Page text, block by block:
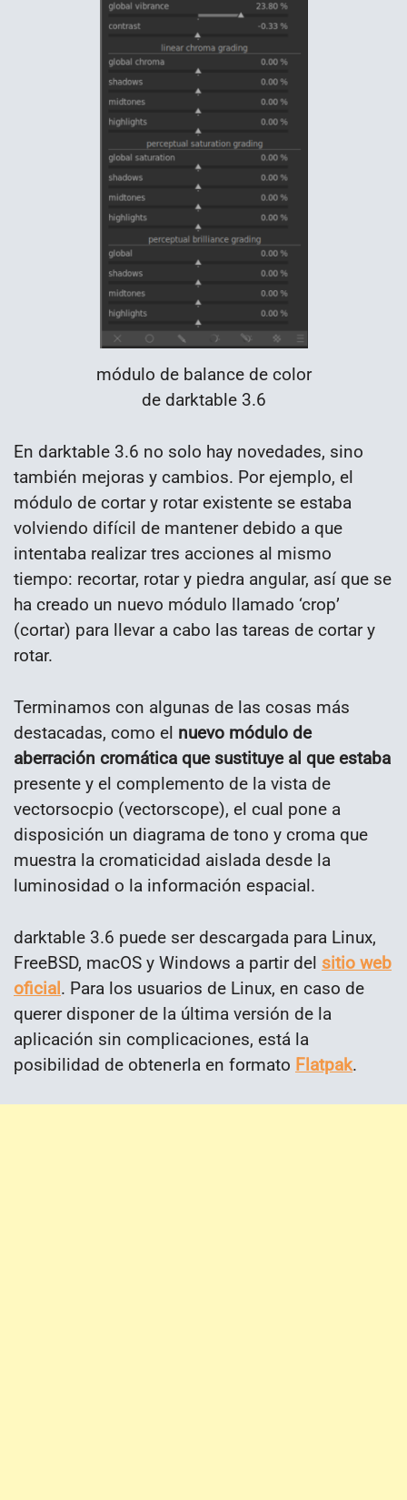
módulo de balance de color
de darktable 3.6
En darktable 3.6 no solo hay novedades, sino
también mejoras y cambios. Por ejemplo, el
módulo de cortar y rotar existente se estaba
volviendo difícil de mantener debido a que
intentaba realizar tres acciones al mismo
tiempo: recortar, rotar y piedra angular, así que se
ha creado un nuevo módulo llamado ‘crop’
(cortar) para llevar a cabo las tareas de cortar y
rotar.
Terminamos con algunas de las cosas más
destacadas, como el nuevo módulo de
aberración cromática que sustituye al que estaba
presente y el complemento de la vista de
vectorsocpio (vectorscope), el cual pone a
disposición un diagrama de tono y croma que
muestra la cromaticidad aislada desde la
luminosidad o la información espacial.
darktable 3.6 puede ser descargada para Linux,
FreeBSD, macOS y Windows a partir del sitio web
oficial. Para los usuarios de Linux, en caso de
querer disponer de la última versión de la
aplicación sin complicaciones, está la
posibilidad de obtenerla en formato Flatpak.